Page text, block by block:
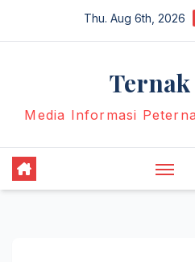
Thu. Aug 6th, 2026
Media Informasi